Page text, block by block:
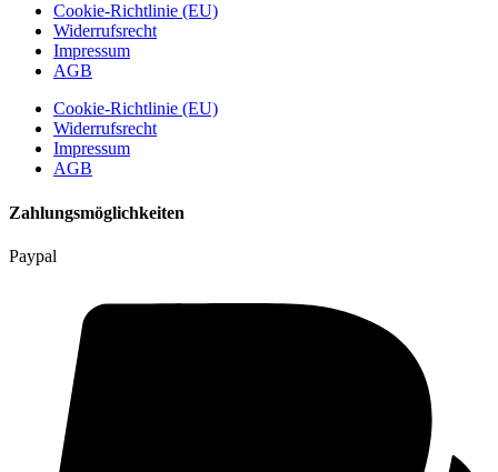
Cookie-Richtlinie (EU)
Widerrufsrecht
Impressum
AGB
Cookie-Richtlinie (EU)
Widerrufsrecht
Impressum
AGB
Zahlungsmöglichkeiten
Paypal